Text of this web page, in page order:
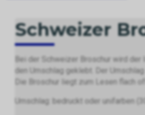
Schweizer
Bei der Schweizer Broschur wird
den Umschlag geklebt. Der
Die Broschur liegt zum Lesen flach
Umschlag: bedruckt oder unifarben